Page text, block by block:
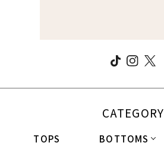
CATEGORY
TOPS BOTTOMS